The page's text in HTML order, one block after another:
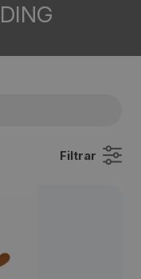
Filtrar